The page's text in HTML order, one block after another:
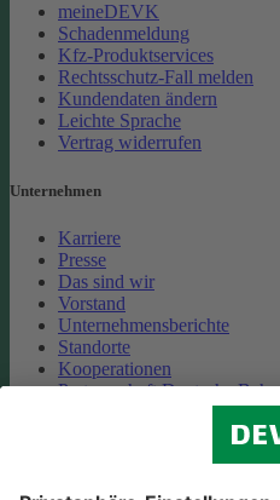
meineDEVK
Schadenmeldung
Kfz-Produktservices
Rechtsschutz-Fall melden
Kundendaten ändern
Leichte Sprache
Vertrag widerrufen
Unternehmen
Karriere
Presse
Das sind wir
Vorstand
Unternehmensberichte
Standorte
Kooperationen
Partnerschaft Deutsche Bahn